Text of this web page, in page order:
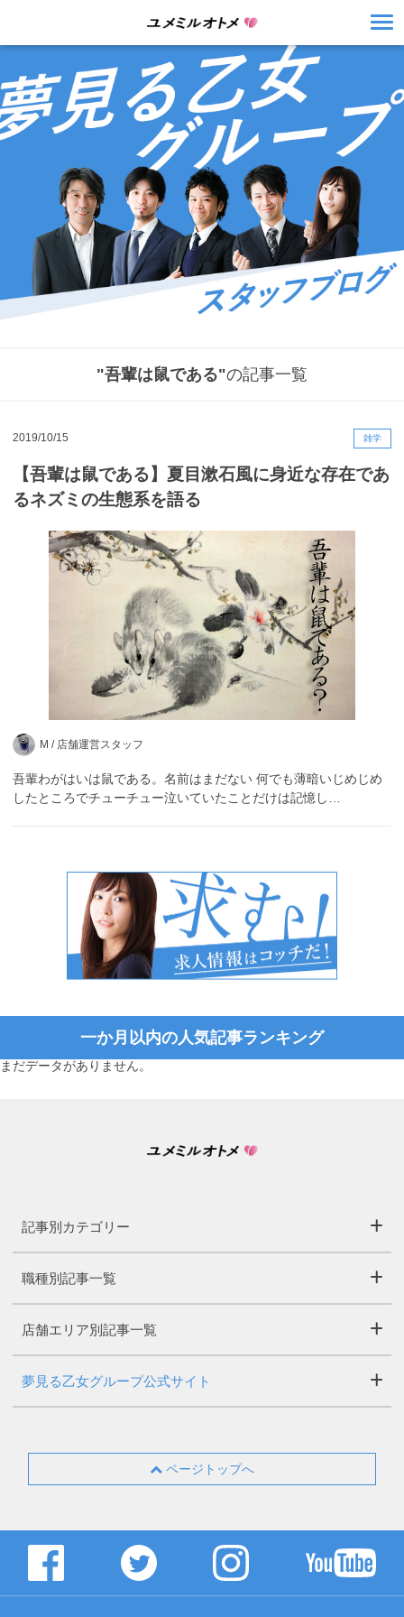
"吾輩は鼠である"の記事一覧
2019/10/15 雑学
【吾輩は鼠である】夏目漱石風に身近な存在であ
るネズミの生態系を語る
M / 店舗運営スタッフ
吾輩わがはいは鼠である。名前はまだない 何でも薄暗いじめじめ
したところでチューチュー泣いていたことだけは記憶し…
一か月以内の人気記事ランキング
まだデータがありません。
記事別カテゴリー
職種別記事一覧
店舗エリア別記事一覧
夢見る乙女グループ公式サイト
ページトップへ